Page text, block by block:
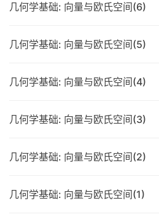
几何学基础: 向量与欧氏空间(6)
几何学基础: 向量与欧氏空间(5)
几何学基础: 向量与欧氏空间(4)
几何学基础: 向量与欧氏空间(3)
几何学基础: 向量与欧氏空间(2)
几何学基础: 向量与欧氏空间(1)